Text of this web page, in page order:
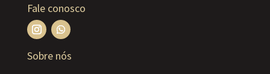
Fale conosco
Sobre nós